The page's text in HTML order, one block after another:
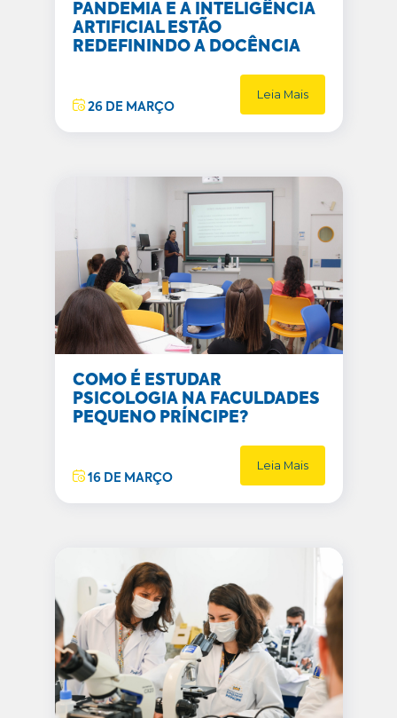
PANDEMIA E A INTELIGÊNCIA
ARTIFICIAL ESTÃO
REDEFININDO A DOCÊNCIA
26 DE MARÇO
Leia Mais
COMO É ESTUDAR
PSICOLOGIA NA FACULDADES
PEQUENO PRÍNCIPE?
16 DE MARÇO
Leia Mais